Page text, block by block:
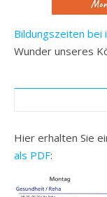
Bildungszeiten bei
Wunder unseres
Hier erhalten Sie
als PDF: